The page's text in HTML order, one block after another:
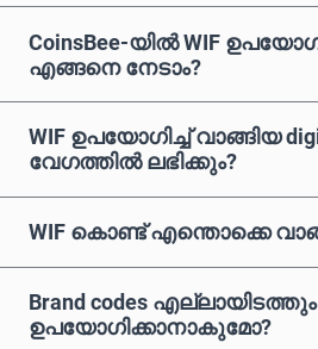
CoinsBee-യിൽ WIF
എങ്ങനെ നേടാം?
WIF ഉപയോഗിച്ച് വാങ്ങിയ
വേഗത്തിൽ ലഭിക്കും?
WIF കൊണ്ട് എന്തൊക്കെ
Brand codes എല്ലായിടത്തും
ഉപയോഗിക്കാനാകുമോ?